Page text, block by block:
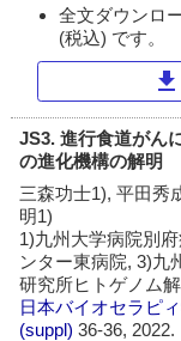
全文ダウンロ
(税込) です。
download
JS3. 進行食道がん
の進化機構の解明
三森功士1), 平田秀
明1)
1)九州大学病院別
ンター東病院, 3)九
研究所ヒトゲノム
日本バイオセラピ
(suppl)36-36, 2022.